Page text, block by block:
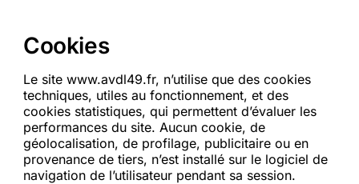
Cookies
Le site www.avdl49.fr, n’utilise que des cookies
techniques, utiles au fonctionnement, et des
cookies statistiques, qui permettent d’évaluer les
performances du site. Aucun cookie, de
géolocalisation, de profilage, publicitaire ou en
provenance de tiers, n’est installé sur le logiciel de
navigation de l’utilisateur pendant sa session.